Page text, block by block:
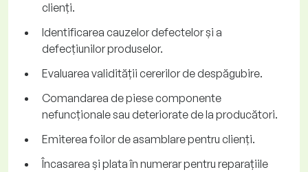
clienți.
Identificarea cauzelor defectelor și a
defecțiunilor produselor.
Evaluarea validității cererilor de despăgubire.
Comandarea de piese componente
nefuncționale sau deteriorate de la producători.
Emiterea foilor de asamblare pentru clienți.
Încasarea și plata în numerar pentru reparațiile